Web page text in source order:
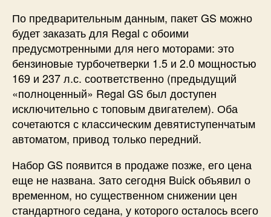
По предварительным данным, пакет GS можно
будет заказать для Regal с обоими
предусмотренными для него моторами: это
бензиновые турбочетверки 1.5 и 2.0 мощностью
169 и 237 л.с. соответственно (предыдущий
«полноценный» Regal GS был доступен
исключительно с топовым двигателем). Оба
сочетаются с классическим девятиступенчатым
автоматом, привод только передний.
Набор GS появится в продаже позже, его цена
еще не названа. Зато сегодня Buick объявил о
временном, но существенном снижении цен
стандартного седана, у которого осталось всего